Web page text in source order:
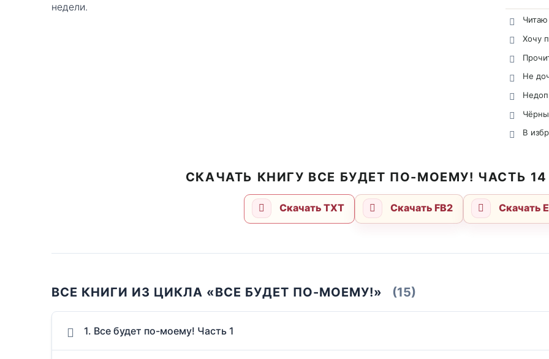
недели.
Читаю
Хочу
Не
В
СКАЧАТЬ КНИГУ ВСЕ БУДЕТ ПО-МОЕМУ! ЧАСТЬ
Скачать TXT Скачать FB2 Скачать
ВСЕ КНИГИ ИЗ ЦИКЛА «ВСЕ БУДЕТ ПО-МОЕМУ!» (15)
1. Все будет по-моему! Часть 1